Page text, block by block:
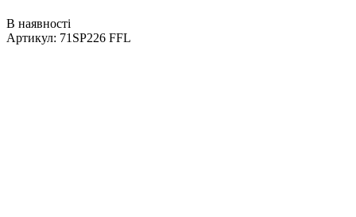
В наявності
Артикул: 71SP226 FFL